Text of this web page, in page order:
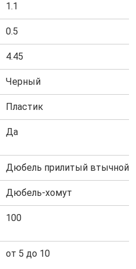
1.1
0.5
4.45
Черный
Пластик
Да
Дюбель прилитый втычной
Дюбель-хомут
100
от 5 до 10